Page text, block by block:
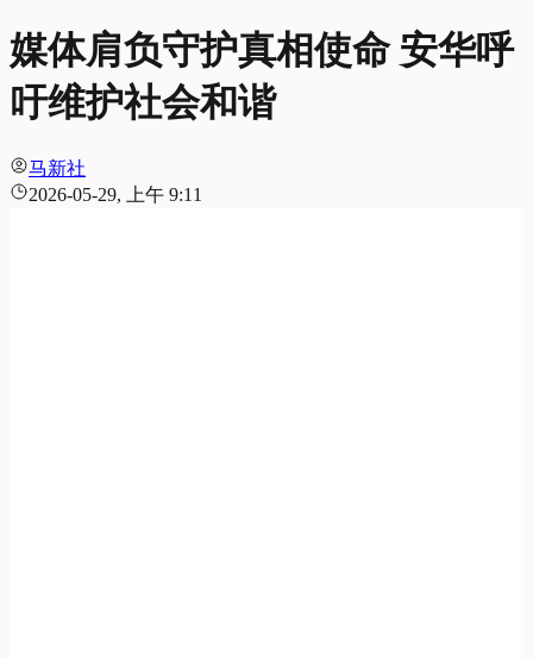
媒体肩负守护真相使命 安华呼
吁维护社会和谐
马新社
2026-05-29, 上午 9:11